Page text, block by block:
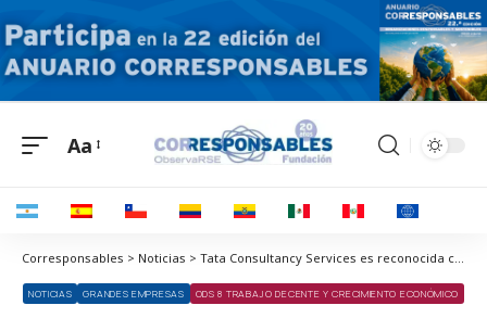
Aa
Corresponsables > Noticias > Tata Consultancy Services es reconocida como Top Employer 2023 en Perú
NOTICIAS GRANDES EMPRESAS ODS 8 TRABAJO DECENTE Y CRECIMIENTO ECONÓMICO